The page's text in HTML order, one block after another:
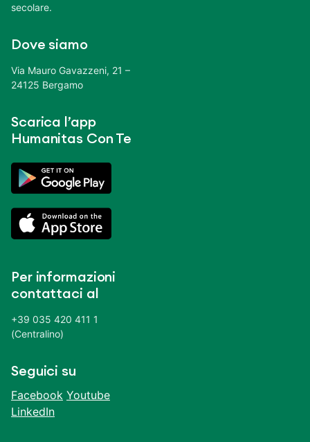
secolare.
Dove siamo
Via Mauro Gavazzeni, 21 –
24125 Bergamo
Scarica l’app
Humanitas Con Te
Per informazioni
contattaci al
+39 035 420 411 1
(Centralino)
Seguici su
Facebook Youtube
LinkedIn